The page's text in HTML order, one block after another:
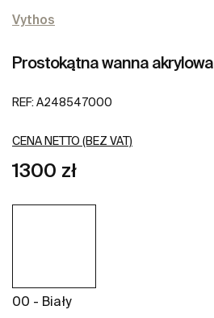
Vythos
Prostokątna wanna akrylowa
REF: A248547000
CENA NETTO (BEZ VAT)
1300 zł
00 - Biały